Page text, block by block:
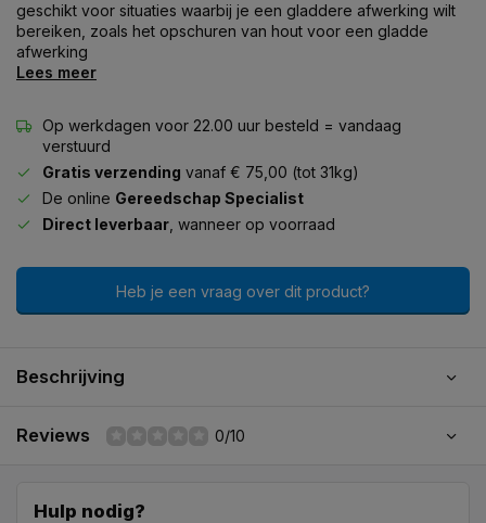
geschikt voor situaties waarbij je een gladdere afwerking wilt
bereiken, zoals het opschuren van hout voor een gladde
afwerking
Lees meer
Op werkdagen voor 22.00 uur besteld = vandaag
verstuurd
Gratis verzending vanaf € 75,00 (tot 31kg)
De online Gereedschap Specialist
Direct leverbaar , wanneer op voorraad
Heb je een vraag over dit product?
Beschrijving
Reviews 0/10
Hulp nodig?